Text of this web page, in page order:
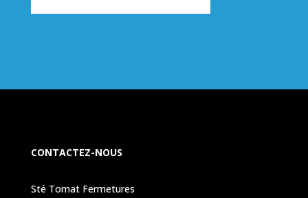
CONTACTEZ-NOUS
Sté Tomat Fermetures